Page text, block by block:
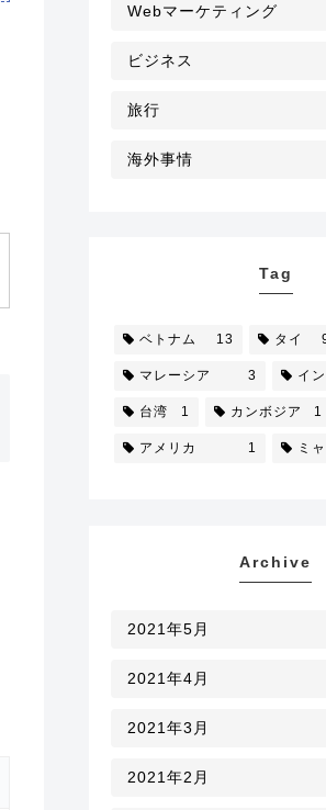
Webマーケティング
ビジネス
旅行
海外事情
Tag
ベトナム 13 タイ
マレーシア 3 イ
台湾 1 カンボジア 1
アメリカ 1 ミ
Archive
2021年5月
2021年4月
2021年3月
2021年2月